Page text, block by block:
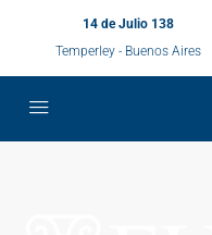
14 de Julio 138
Temperley - Buenos Aires